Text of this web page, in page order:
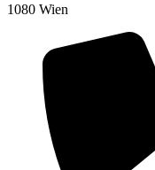
1080 Wien